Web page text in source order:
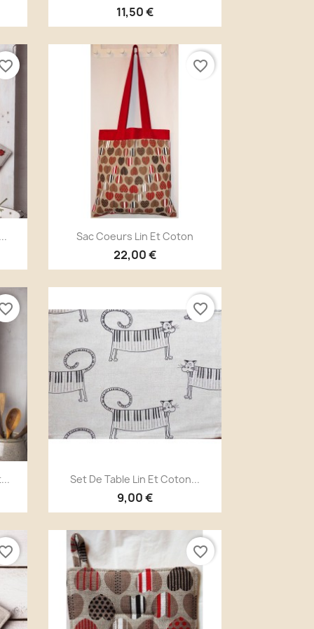
11,50 €
Aperçu rapide
Sac Coeurs Lin Et Coton
22,00 €
favorite_border
Aperçu rapide
Set De Table Lin Et Coton...
9,00 €
favorite_border
favorite_border